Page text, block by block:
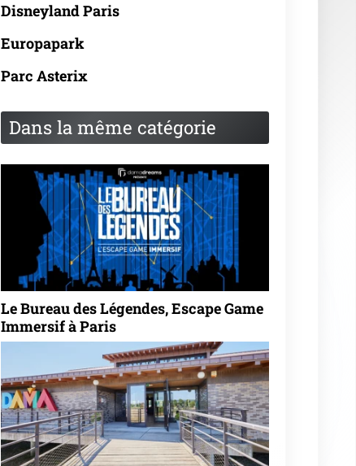
Disneyland Paris
Europapark
Parc Asterix
Dans la même catégorie
Le Bureau des Légendes, Escape Game
Immersif à Paris